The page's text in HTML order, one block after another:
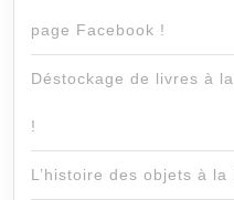
page Facebook !
Déstockage de livres à
!
L’histoire des objets à la